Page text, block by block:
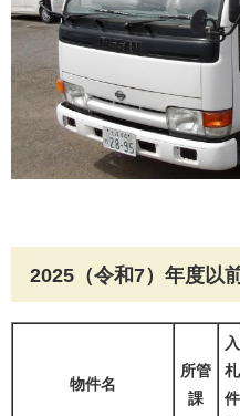
2025（令和7）年度以
物件名
所管
課
入
札
件